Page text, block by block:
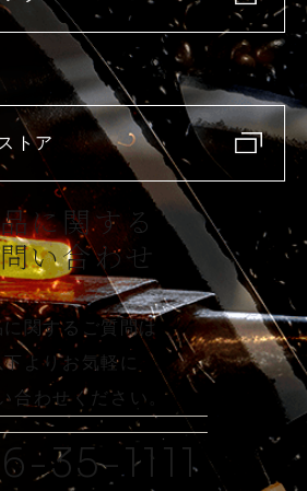
トア
に関する
い合わせ
に関するご質問は
下よりお気軽に
合わせください。
35-1111